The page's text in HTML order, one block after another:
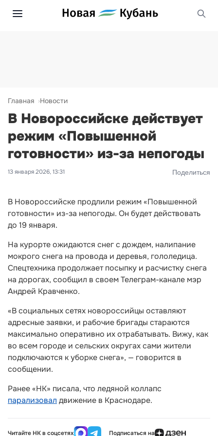
Главная Новости
В Новороссийске действует
режим «Повышенной
готовности» из-за непогоды
13 января 2026, 13:31 Поделиться
В Новороссийске продлили режим «Повышенной
готовности» из-за непогоды. Он будет действовать
до 19 января.
На курорте ожидаются снег с дождем, налипание
мокрого снега на провода и деревья, гололедица.
Спецтехника продолжает посыпку и расчистку снега
на дорогах, сообщил в своем Телеграм-канале мэр
Андрей Кравченко.
«В социальных сетях новороссийцы оставляют
адресные заявки, и рабочие бригады стараются
максимально оперативно их отрабатывать. Вижу, как
во всем городе и сельских округах сами жители
подключаются к уборке снега», — говорится в
сообщении.
Ранее «НК» писала, что ледяной коллапс
парализовал движение в Краснодаре.
Читайте НК в соцсетях Подписаться на